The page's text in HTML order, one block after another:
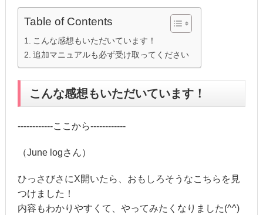
Table of Contents
こんな感想もいただいています！
追加マニュアルも必ず受け取ってください
こんな感想もいただいています！
------------ここから------------
（June logさん）
ひっさびさにX開いたら、おもしろそうなこちらを見
つけました！
内容もわかりやすくて、やってみたくなりました(^^)